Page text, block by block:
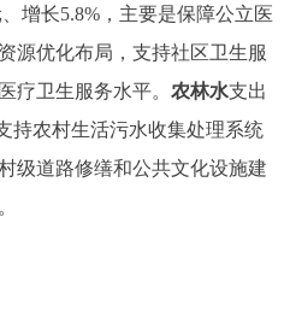
增长5.8%，主要是保障公立医
源优化布局，支持社区卫生服
疗卫生服务水平。农林水支出
持农村生活污水收集处理系统
级道路修缮和公共文化设施建